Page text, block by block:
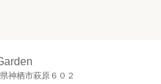
神栖市萩原６０２